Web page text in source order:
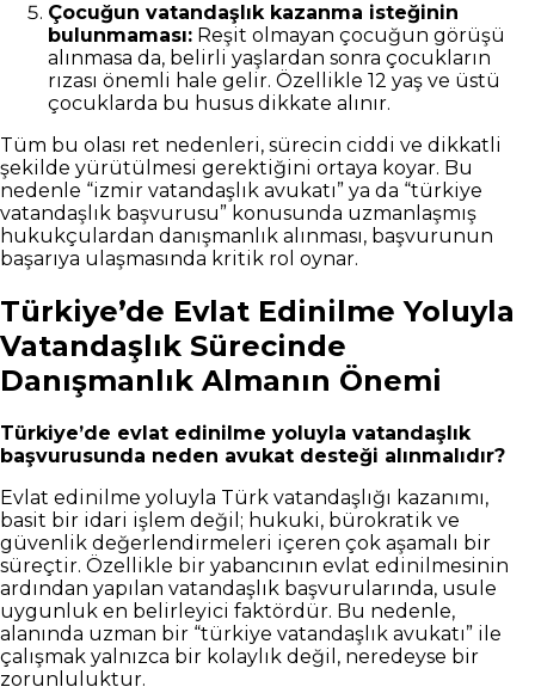
Çocuğun vatandaşlık kazanma isteğinin
bulunmaması: Reşit olmayan çocuğun görüşü
alınmasa da, belirli yaşlardan sonra çocukların
rızası önemli hale gelir. Özellikle 12 yaş ve üstü
çocuklarda bu husus dikkate alınır.
Tüm bu olası ret nedenleri, sürecin ciddi ve dikkatli
şekilde yürütülmesi gerektiğini ortaya koyar. Bu
nedenle “izmir vatandaşlık avukatı” ya da “türkiye
vatandaşlık başvurusu” konusunda uzmanlaşmış
hukukçulardan danışmanlık alınması, başvurunun
başarıya ulaşmasında kritik rol oynar.
Türkiye’de Evlat Edinilme Yoluyla
Vatandaşlık Sürecinde
Danışmanlık Almanın Önemi
Türkiye’de evlat edinilme yoluyla vatandaşlık
başvurusunda neden avukat desteği alınmalıdır?
Evlat edinilme yoluyla Türk vatandaşlığı kazanımı,
basit bir idari işlem değil; hukuki, bürokratik ve
güvenlik değerlendirmeleri içeren çok aşamalı bir
süreçtir. Özellikle bir yabancının evlat edinilmesinin
ardından yapılan vatandaşlık başvurularında, usule
uygunluk en belirleyici faktördür. Bu nedenle,
alanında uzman bir “türkiye vatandaşlık avukatı” ile
çalışmak yalnızca bir kolaylık değil, neredeyse bir
zorunluluktur.